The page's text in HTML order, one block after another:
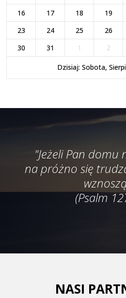
16
17 18 19
23
24 25 26
30
31 1 2
Dzisiaj: Sobota,
"Jeżeli Pan domu
na próżno się
(Psalm
NASI